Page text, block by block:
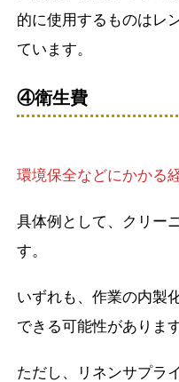
的に使用するものはレ
ています。
④衛生費
環境保全などにかかる
具体例として、クリー
す。
いずれも、作業の内製
できる可能性があります
ただし、リネンサプラ